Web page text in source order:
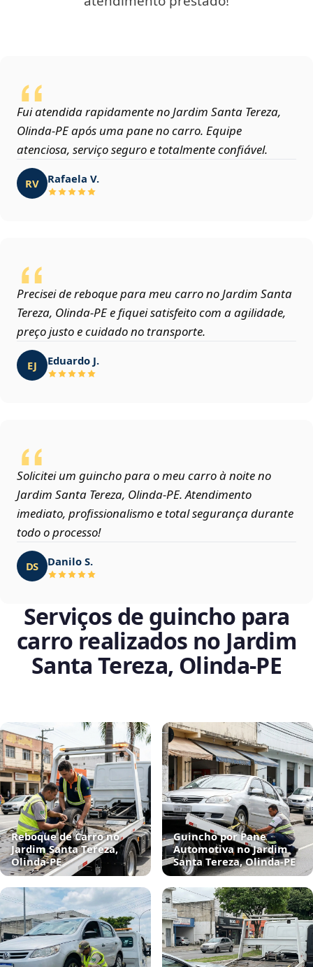
Fui atendida rapidamente no Jardim Santa Tereza,
Olinda‑PE após uma pane no carro. Equipe
atenciosa, serviço seguro e totalmente confiável.
RV Rafaela V.
Precisei de reboque para meu carro no Jardim Santa
Tereza, Olinda‑PE e fiquei satisfeito com a agilidade,
preço justo e cuidado no transporte.
EJ Eduardo J.
Solicitei um guincho para o meu carro à noite no
Jardim Santa Tereza, Olinda‑PE. Atendimento
imediato, profissionalismo e total segurança durante
todo o processo!
DS Danilo S.
Serviços de guincho para
carro realizados no Jardim
Santa Tereza, Olinda‑PE
Reboque de Carro no
Jardim Santa Tereza,
Olinda‑PE
Guincho por Pane
Automotiva no Jardim
Santa Tereza, Olinda‑PE